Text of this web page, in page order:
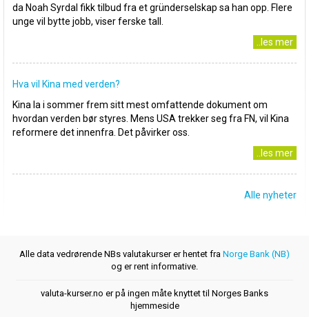
da Noah Syrdal fikk tilbud fra et gründerselskap sa han opp. Flere
unge vil bytte jobb, viser ferske tall.
..les mer
Hva vil Kina med verden?
Kina la i sommer frem sitt mest omfattende dokument om
hvordan verden bør styres. Mens USA trekker seg fra FN, vil Kina
reformere det innenfra. Det påvirker oss.
..les mer
Alle nyheter
Alle data vedrørende NBs valutakurser er hentet fra Norge Bank (NB)
og er rent informative.
valuta-kurser.no er på ingen måte knyttet til Norges Banks
hjemmeside